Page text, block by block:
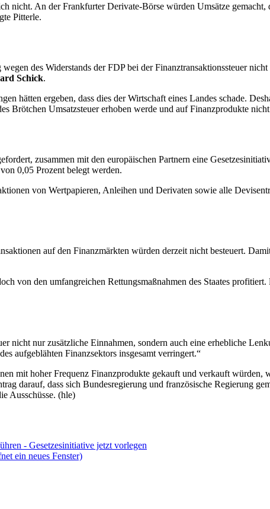
nicht. An der Frankfurter Derivate-Börse würden Umsätze
Pitterle.
des Widerstands der FDP bei der Finanztransaktionssteuer
Schick.
hätten ergeben, dass dies der Wirtschaft eines Landes schade.
Brötchen Umsatzsteuer erhoben werde und auf Finanzprodukte
zusammen mit den europäischen Partnern eine
0,05 Prozent belegt werden.
von Wertpapieren, Anleihen und Derivaten sowie alle
auf den Finanzmärkten würden derzeit nicht besteuert.
von den umfangreichen Rettungsmaßnahmen des Staates
nicht nur zusätzliche Einnahmen, sondern auch eine erhebliche
aufgeblähten Finanzsektors insgesamt verringert.“
mit hoher Frequenz Finanzprodukte gekauft und verkauft
darauf, dass sich Bundesregierung und französische Regierung
Ausschüsse. (hle)
- Gesetzesinitiative jetzt vorlegen
ein neues Fenster)